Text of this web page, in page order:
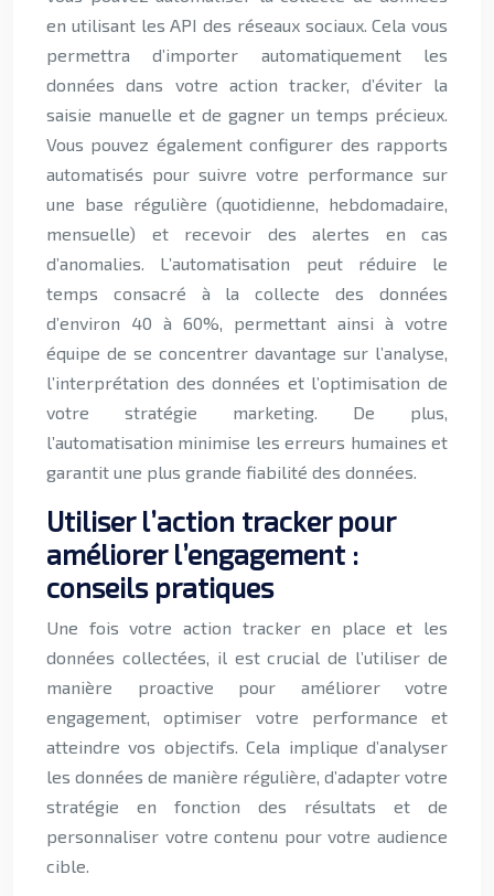
en utilisant les API des réseaux sociaux. Cela vous
permettra d’importer automatiquement les
données dans votre action tracker, d’éviter la
saisie manuelle et de gagner un temps précieux.
Vous pouvez également configurer des rapports
automatisés pour suivre votre performance sur
une base régulière (quotidienne, hebdomadaire,
mensuelle) et recevoir des alertes en cas
d’anomalies. L’automatisation peut réduire le
temps consacré à la collecte des données
d’environ 40 à 60%, permettant ainsi à votre
équipe de se concentrer davantage sur l’analyse,
l’interprétation des données et l’optimisation de
votre stratégie marketing. De plus,
l’automatisation minimise les erreurs humaines et
garantit une plus grande fiabilité des données.
Utiliser l’action tracker pour
améliorer l’engagement :
conseils pratiques
Une fois votre action tracker en place et les
données collectées, il est crucial de l’utiliser de
manière proactive pour améliorer votre
engagement, optimiser votre performance et
atteindre vos objectifs. Cela implique d’analyser
les données de manière régulière, d’adapter votre
stratégie en fonction des résultats et de
personnaliser votre contenu pour votre audience
cible.